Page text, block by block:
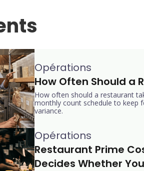
Opérations
How Often Should a
How often should a restaurant
monthly count schedule to keep
variance.
Opérations
Restaurant Prime
Decides Whether